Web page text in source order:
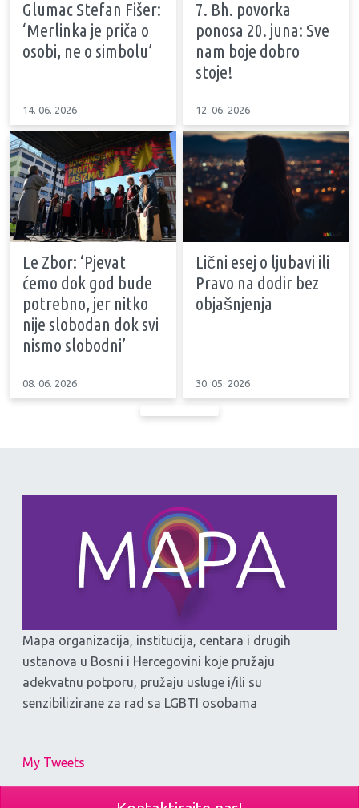
Glumac Stefan Fišer:
‘Merlinka je priča o
osobi, ne o simbolu’
14. 06. 2026
7. Bh. povorka
ponosa 20. juna: Sve
nam boje dobro
stoje!
12. 06. 2026
Le Zbor: ‘Pjevat
ćemo dok god bude
potrebno, jer nitko
nije slobodan dok svi
nismo slobodni’
08. 06. 2026
Lični esej o ljubavi ili
Pravo na dodir bez
objašnjenja
30. 05. 2026
Mapa organizacija, institucija, centara i drugih
ustanova u Bosni i Hercegovini koje pružaju
adekvatnu potporu, pružaju usluge i/ili su
senzibilizirane za rad sa LGBTI osobama
My Tweets